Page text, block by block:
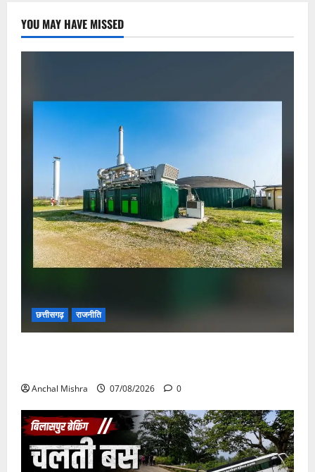
YOU MAY HAVE MISSED
छत्तीसगढ़ राजनीति
Anchal Mishra 07/08/2026 0